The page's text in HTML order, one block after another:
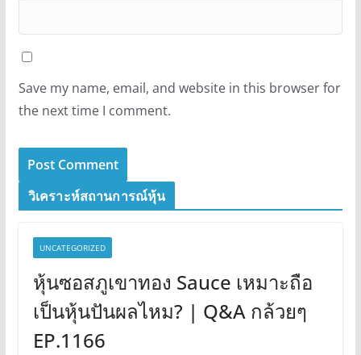
Save my name, email, and website in this browser for
the next time I comment.
วิเคราะห์สถานการณ์หุ้น
UNCATEGORIZED
หุ้นซอสภูเขาทอง Sauce เหมาะถือ
เป็นหุ้นปันผลไหม? | Q&A กล้วยๆ
EP.1166